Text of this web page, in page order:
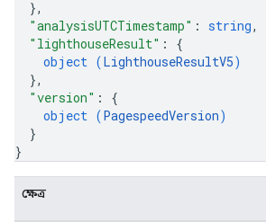
},
"analysisUTCTimestamp" : string,
"lighthouseResult" : {
object (LighthouseResultV5)
},
"version" : {
object (PagespeedVersion)
}
}
ক্ষেত্র